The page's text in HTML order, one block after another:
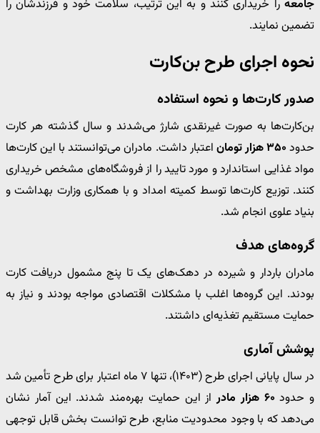
جامعه را خریداری کنند و به این ترتیب، سلامت خود و فرزندشان را
تضمین نمایند.
نحوه اجرای طرح بن‌کارت
صدور کارت‌ها و نحوه استفاده
بن‌کارت‌ها به صورت غیرنقدی شارژ می‌شدند و سال گذشته هر کارت
حدود۳۵۰ هزار تومان
اعتبار داشت. مادران می‌توانستند با این کارت‌ها
مواد غذایی استاندارد و مورد تایید را از فروشگاه‌های مشخص خریداری
کنند. توزیع کارت‌ها توسط کمیته امداد و با همکاری وزارت بهداشت و
بنیاد علوی انجام شد.
گروه‌های هدف
مادران باردار و شیرده در دهک‌های یک تا پنج مشمول دریافت کارت
بودند. این گروه‌ها اغلب با مشکلات اقتصادی مواجه بودند و نیاز به
حمایت مستقیم تغذیه‌ای داشتند.
پوشش آماری
در سال پایانی اجرای طرح (۱۴۰۳)، تنها ۷ ماه اعتبار برای طرح تأمین شد
و حدود۶۰ هزار مادر
از این حمایت بهره‌مند شدند. این آمار نشان
می‌دهد که با وجود محدودیت منابع، طرح توانست بخش قابل توجهی